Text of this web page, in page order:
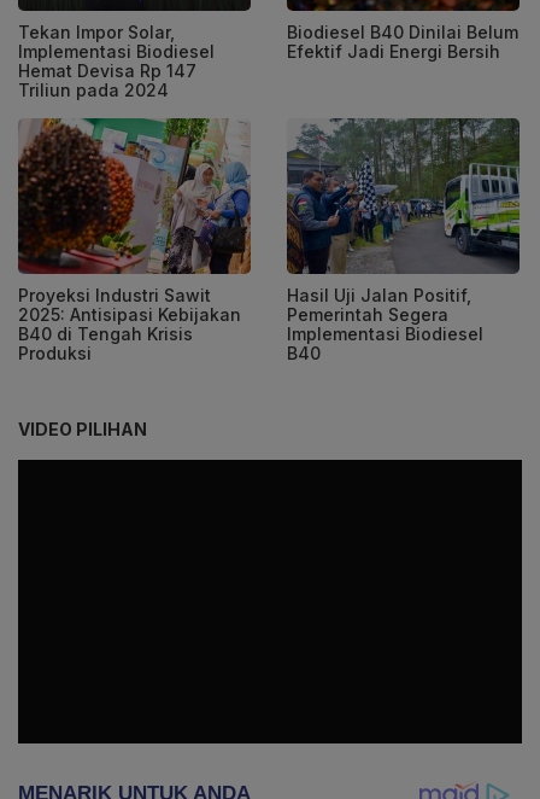
Tekan Impor Solar,
Implementasi Biodiesel
Hemat Devisa Rp 147
Triliun pada 2024
Biodiesel B40 Dinilai Belum
Efektif Jadi Energi Bersih
Proyeksi Industri Sawit
2025: Antisipasi Kebijakan
B40 di Tengah Krisis
Produksi
Hasil Uji Jalan Positif,
Pemerintah Segera
Implementasi Biodiesel
B40
VIDEO PILIHAN